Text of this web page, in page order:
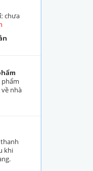
chưa
phẩm
nhà
khi